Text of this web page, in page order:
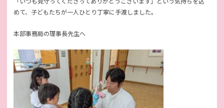
めて、子どもたちが一人ひとり丁寧に手渡しました。
本部事務局の理事長先生へ